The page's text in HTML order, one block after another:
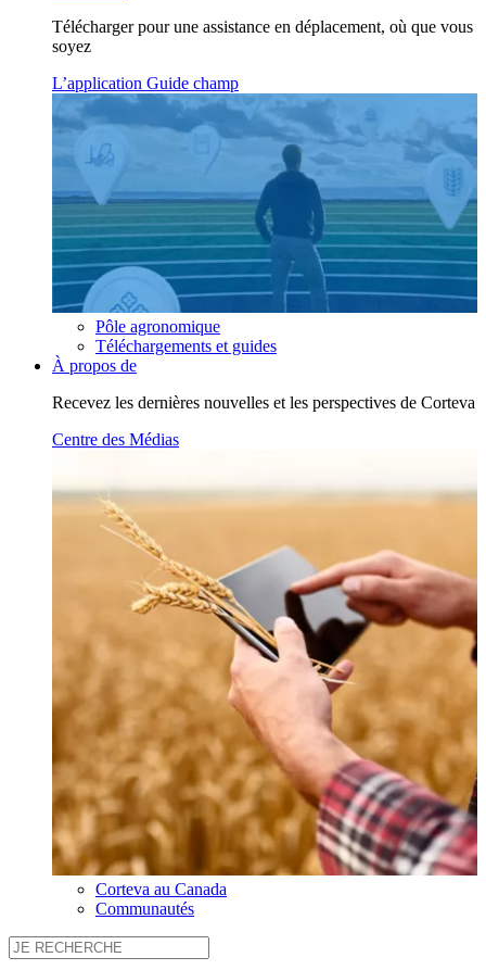
Télécharger pour une assistance en déplacement, où que vous
soyez
L’application Guide champ
Pôle agronomique
Téléchargements et guides
À propos de
Recevez les dernières nouvelles et les perspectives de Corteva
Centre des Médias
Corteva au Canada
Communautés